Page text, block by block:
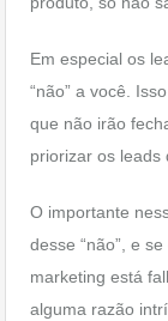
Em especial os
“não” a você.
que não irão
priorizar os leads
O importante
desse “não”, e
marketing está
alguma razão